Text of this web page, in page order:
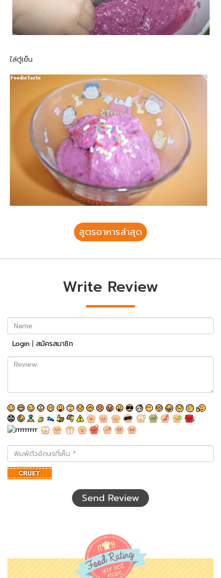
ใส่ตู้เย็น
สูตรอาหารล่าสุด
Write Review
Name
Login | สมัครสมาชิก
Review
พิมพ์
ตัว
อักษร
ที่
Send Review